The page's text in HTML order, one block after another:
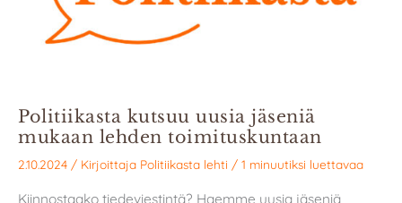
Politiikasta kutsuu uusia jäseniä
mukaan lehden toimituskuntaan
2.10.2024 / Kirjoittaja Politiikasta lehti / 1 minuutiksi luettavaa
Kiinnostaako tiedeviestintä? Haemme uusia jäseniä